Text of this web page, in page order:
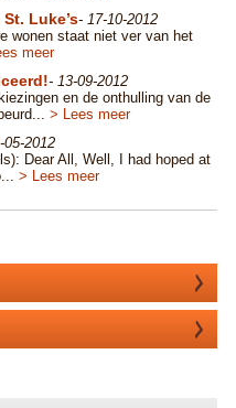
Luke’s- 17-10-2012
wonen staat niet ver van het
meer
- 13-09-2012
en de onthulling van de
> Lees meer
05-2012
Dear All, Well, I had hoped at
> Lees meer